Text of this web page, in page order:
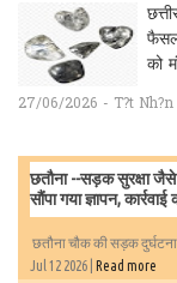
को
27/06/2026 - T?t Nh?n
छतौना --सड़क सुरक्षा जैसे
सौंपा गया ज्ञापन,
छतौना चौक की सड़क
Jul 12 2026 | Read more